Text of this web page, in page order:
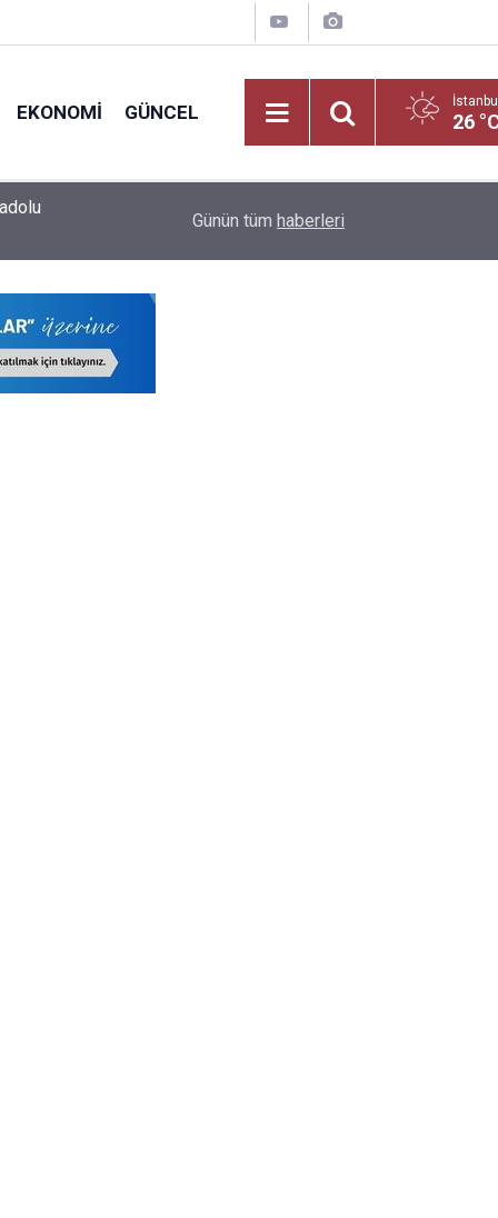
EKONOMI GÜNCEL 26
MEB'in Zirvesi Bakan Tekin Önderliğinde
Günün tüm haberleri